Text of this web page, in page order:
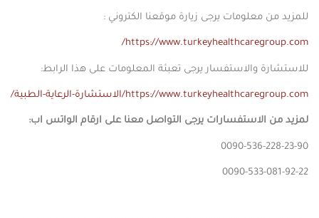
للمزيد من معلومات يرجى زيارة موقعنا الكتروني :
https://www.turkeyhealthcaregroup.com/
للاستشارة والاستفسار يرجى تعبئة المعلومات على هذا الرابط:
https://www.turkeyhealthcaregroup.com/الاستشارة-الرعاية-الطبية/
لمزيد من الاستفسارات يرجى التواصل معنا على ارقام الواتس اب:
0090-536-228-23-90
0090-533-081-92-22